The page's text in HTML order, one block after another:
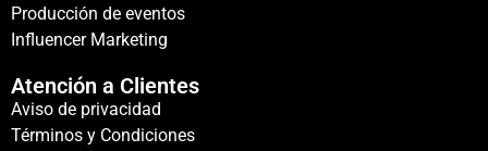
Producción de eventos
Influencer Marketing
Atención a Clientes
Aviso de privacidad
Términos y Condiciones